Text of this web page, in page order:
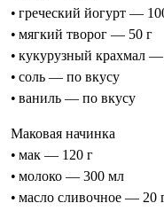
• греческий йогурт —
• мягкий творог — 50 г
• кукурузный крахмал —
• соль — по вкусу
• ваниль — по вкусу
Маковая начинка
• мак — 120 г
• молоко — 300 мл
• масло сливочное — 20